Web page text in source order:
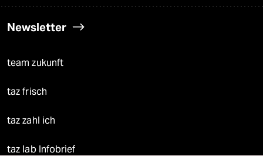
Newsletter
team zukunft
taz frisch
taz zahl ich
taz lab Infobrief